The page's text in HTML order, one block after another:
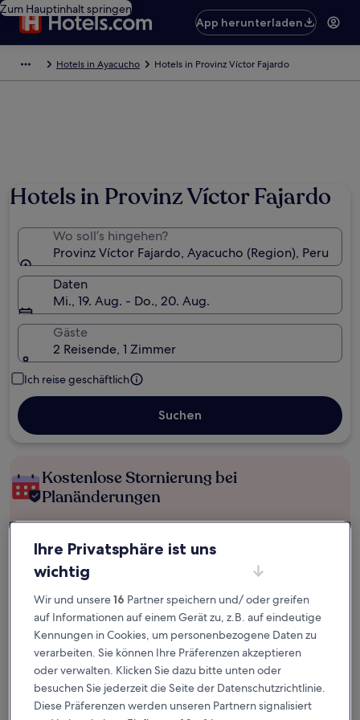
Zum Hauptinhalt springen
App herunterladen
Hotels in Ayacucho Hotels in Provinz Víctor Fajardo
Hotels in Provinz Víctor Fajardo
Wo soll’s hingehen?
Provinz Víctor Fajardo, Ayacucho (Region), Peru
Daten
Mi., 19. Aug. - Do., 20. Aug.
Gäste
2 Reisende, 1 Zimmer
Ich reise geschäftlich
Suchen
Kostenlose Stornierung bei
Planänderungen
wahrgenommene Übernachtung
Mehr sparen mit Preisen für Mitglieder
Überprüfe die Preise für diese Daten
Heute
5. Aug. - 6. Aug.
Morgen
6. Aug. - 7. Aug.
Ihre Privatsphäre ist uns
wichtig
Wir und unsere16 Partner speichern und/ oder greifen
auf Informationen auf einem Gerät zu, z.B. auf eindeutige
Kennungen in Cookies, um personenbezogene Daten zu
verarbeiten. Sie können Ihre Präferenzen akzeptieren
oder verwalten. Klicken Sie dazu bitte unten oder
besuchen Sie jederzeit die Seite der Datenschutzrichtlinie.
Diese Präferenzen werden unseren Partnern signalisiert